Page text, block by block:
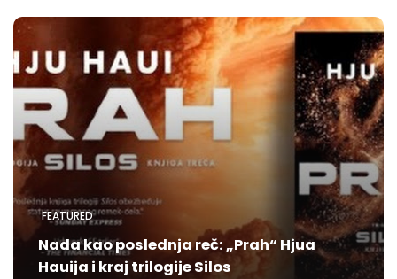
FEATURED
Nada kao poslednja reč: „Prah“ Hjua
Hauija i kraj trilogije Silos